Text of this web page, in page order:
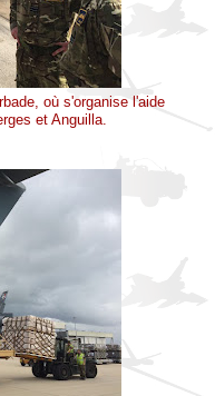
où s'organise l'aide
et Anguilla.